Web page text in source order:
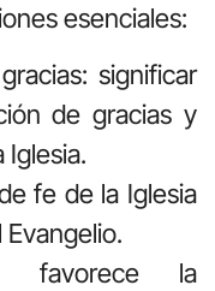
esenciales:
significar
de gracias y
Iglesia.
fe de la Iglesia
favorece la